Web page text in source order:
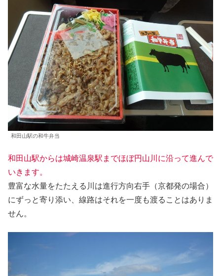
和田山駅の和牛弁当
和田山駅からは城崎温泉駅までほぼ円山川に沿って進んで
いきます。
豊富な水量をたたえる川は進行方向右手（京都発の場合）
にずっと寄り添い、線路はそれを一度も渡ることはありま
せん。